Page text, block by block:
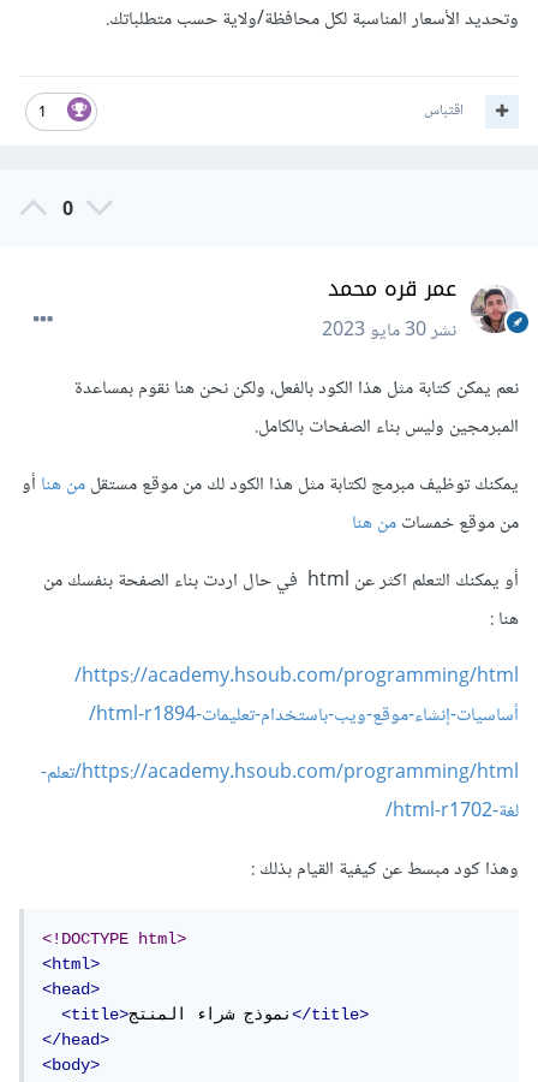
وتحديد الأسعار المناسبة لكل محافظة/ولاية حسب متطلباتك.
1 اقتباس
0
عمر قره محمد
نشر30 مايو 2023
نعم يمكن كتابة مثل هذا الكود بالفعل، ولكن نحن هنا نقوم بمساعدة
المبرمجين وليس بناء الصفحات بالكامل.
يمكنك توظيف مبرمج لكتابة مثل هذا الكود لك من موقع مستقلمن هناأو
من موقع خمساتمن هنا
أو يمكنك التعلم اكثر عن html في حال اردت بناء الصفحة بنفسك من
هنا
https://academy.hsoub.com/programming/html/
أساسيات-إنشاء-موقع-ويب-باستخدام-تعليمات-html-r1894/
https://academy.hsoub.com/programming/html/تعلم-
لغة-html-r1702/
وهذا كود مبسط عن كيفية القيام بذلك
<!DOCTYPE html>
<html>
<head>
<title>نموذج شراء المنتج</title>
</head>
<body>